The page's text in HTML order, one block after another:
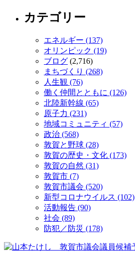
カテゴリー
エネルギー (137)
オリンピック (19)
ブログ (2,716)
まちづくり (268)
人生観 (76)
働く仲間とともに (126)
北陸新幹線 (65)
原子力 (231)
地域コミュニティ (57)
政治 (568)
敦賀と野球 (28)
敦賀の歴史・文化 (173)
敦賀の自然 (31)
敦賀市 (7)
敦賀市議会 (520)
新型コロナウイルス (102)
活動報告 (90)
社会 (89)
防犯／防災 (178)